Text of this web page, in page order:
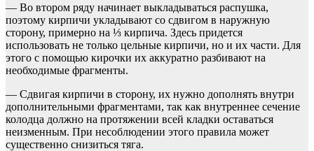
— Во втором ряду начинает выкладываться распушка,
поэтому кирпичи укладывают со сдвигом в наружную
сторону, примерно на ⅓ кирпича. Здесь придется
использовать не только цельные кирпичи, но и их части. Для
этого с помощью кирочки их аккуратно разбивают на
необходимые фрагменты.
— Сдвигая кирпичи в сторону, их нужно дополнять внутри
дополнительными фрагментами, так как внутреннее сечение
колодца должно на протяжении всей кладки оставаться
неизменным. При несоблюдении этого правила может
существенно снизиться тяга.